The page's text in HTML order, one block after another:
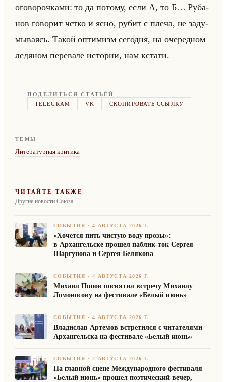
ого­во­роч­ка­ми: то да по­то­му, если А, то Б… Ру­ба­
нов го­во­рит четко и ясно, рубит с плеча, не за­ду­
мы­ва­ясь. Такой оп­ти­мизм се­год­ня, на оче­ред­ном
ле­дя­ном пе­ре­ва­ле ис­то­рии, нам кста­ти.
ПОДЕЛИТЬСЯ СТАТЬЁЙ
TELEGRAM
VK СКОПИРОВАТЬ ССЫЛКУ
ТЕМЫ
Литературная критика
ЧИТАЙТЕ ТАКЖЕ
Другие новости Союза
СОБЫТИЯ ·4 АВГУСТА 2026 Г.
«Хочется пить чистую воду прозы»:
в Архангельске прошел паблик-ток Сергея
Шаргунова и Сергея Белякова
СОБЫТИЯ ·4 АВГУСТА 2026 Г.
Михаил Попов посвятил встречу Михаилу
Ломоносову на фестивале «Белый июнь»
СОБЫТИЯ ·4 АВГУСТА 2026 Г.
Владислав Артемов встретился с читателями
Архангельска на фестивале «Белый июнь»
СОБЫТИЯ ·2 АВГУСТА 2026 Г.
На главной сцене Международного фестиваля
«Белый июнь» прошел поэтический вечер,